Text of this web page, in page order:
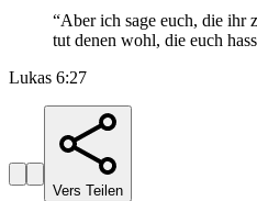
“Aber ich sage euch, die ihr
tut denen wohl, die euch
Lukas 6:27
Vers Teilen